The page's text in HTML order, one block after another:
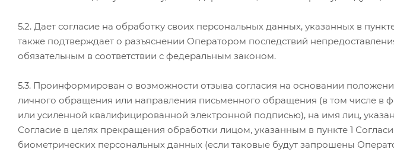
5.2. Дает согласие на обработку своих персональных данных, указанных в
также подтверждает о разъяснении Оператором последствий
обязательным в соответствии с федеральным законом.
5.3. Проинформирован о возможности отзыва согласия на основании
личного обращения или направления письменного обращения (в том числе в
или усиленной квалифицированной электронной подписью), на имя лиц,
Согласие в целях прекращения обработки лицом, указанным в пункте 1
биометрических персональных данных (если таковые будут запрошены